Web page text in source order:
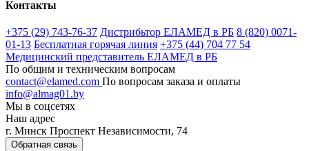
Контакты
+375 (29) 743-76-37 Дистрибьтор ЕЛАМЕД в РБ 8 (820) 0071-
01-13 Бесплатная горячая линия +375 (44) 704 77 54
Медицинский представитель ЕЛАМЕД в РБ
По общим и техническим вопросам
contact@elamed.com По вопросам заказа и оплаты
info@almag01.by
Мы в соцсетях
Наш адрес
г. Минск Проспект Независимости, 74
Обратная связь